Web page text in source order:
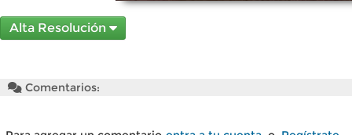
Alta Resolución
Comentarios: